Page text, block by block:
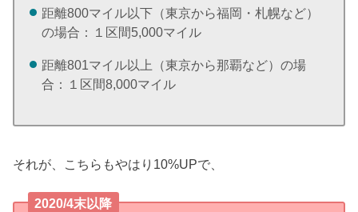
距離800マイル以下（東京から福岡・札幌など）
の場合：１区間5,000マイル
距離801マイル以上（東京から那覇など）の場
合：１区間8,000マイル
それが、こちらもやはり10%UPで、
2020/4末以降